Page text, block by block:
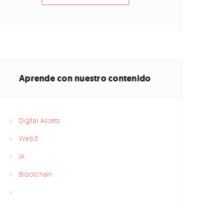
Aprende con nuestro contenido
Digital Assets
Web3
IA
Blockchain